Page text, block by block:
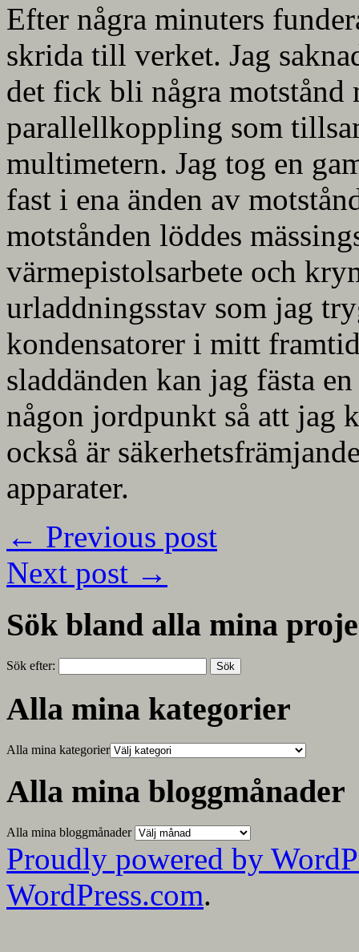
Efter några minuters
skrida till verket. Jag
det fick bli några motstånd
parallellkoppling som
multimetern. Jag tog en
fast i ena änden av
motstånden löddes
värmepistolsarbete och
urladdningsstav som jag
kondensatorer i mitt
sladdänden kan jag fästa
någon jordpunkt så att jag
också är
apparater.
← Previous post
Next post →
Sök bland alla mina
Sök efter:
Alla mina kategorier
Alla mina kategorier
Alla mina bloggmånader
Alla mina bloggmånader
Proudly powered by
WordPress.com.